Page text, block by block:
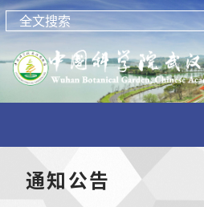
通知公告